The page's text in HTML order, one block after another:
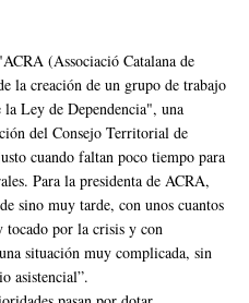
(Associació Catalana de
la creación de un grupo de trabajo
Ley de Dependencia", una
del Consejo Territorial de
cuando faltan poco tiempo para
Para la presidenta de ACRA,
sino muy tarde, con unos cuantos
tocado por la crisis y con
situación muy complicada, sin
asistencial”.